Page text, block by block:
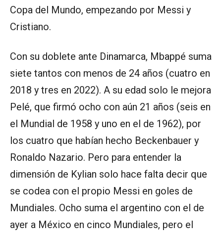
Copa del Mundo, empezando por Messi y
Cristiano.
Con su doblete ante Dinamarca, Mbappé suma
siete tantos con menos de 24 años (cuatro en
2018 y tres en 2022). A su edad solo le mejora
Pelé, que firmó ocho con aún 21 años (seis en
el Mundial de 1958 y uno en el de 1962), por
los cuatro que habían hecho Beckenbauer y
Ronaldo Nazario. Pero para entender la
dimensión de Kylian solo hace falta decir que
se codea con el propio Messi en goles de
Mundiales. Ocho suma el argentino con el de
ayer a México en cinco Mundiales, pero el